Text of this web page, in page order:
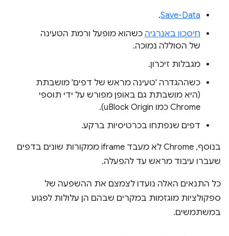
Save-Data
.
חיסכון באנרגיה כשהוא מופעל ורמת הטעינה
של הסוללה נמוכה.
מגבלות זיכרון.
כשההגדרה 'טעינה מראש של דפים' מושבתת
(היא מושבתת גם באופן מפורש על ידי תוספי
Chrome כמו uBlock Origin).
דפים שנפתחו בכרטיסיות ברקע.
בנוסף, Chrome לא מעבד iframe ממקורות שונים בדפים
שעברו עיבוד מראש עד להפעלה.
כל התנאים האלה נועדו לצמצם את ההשפעה של
ספקולציות מוגזמות במקרים שבהם הן עלולות לפגוע
במשתמשים.